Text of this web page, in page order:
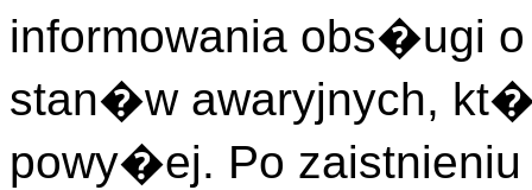
informowania obs�ugi
stan�w awaryjnych,
powy�ej. Po zaistnieniu